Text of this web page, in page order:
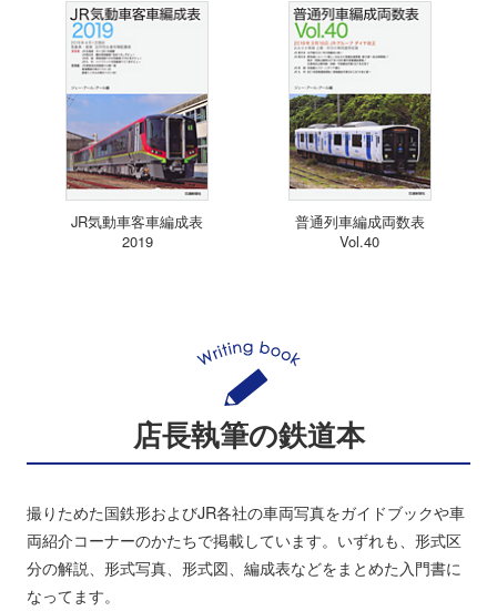
JR気動車客車編成表
2019
普通列車編成両数表
Vol.40
店長執筆の鉄道本
撮りためた国鉄形およびJR各社の車両写真をガイドブックや車
両紹介コーナーのかたちで掲載しています。いずれも、形式区
分の解説、形式写真、形式図、編成表などをまとめた入門書に
なってます。